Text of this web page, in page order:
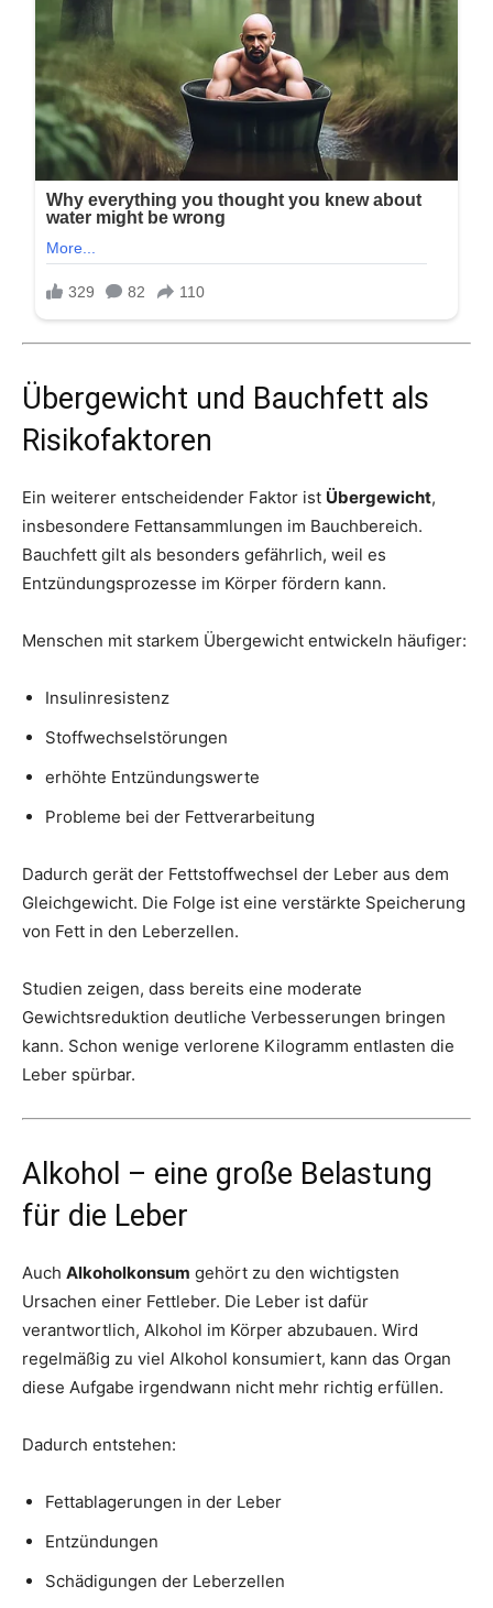
Übergewicht und Bauchfett als
Risikofaktoren
Ein weiterer entscheidender Faktor ist Übergewicht,
insbesondere Fettansammlungen im Bauchbereich.
Bauchfett gilt als besonders gefährlich, weil es
Entzündungsprozesse im Körper fördern kann.
Menschen mit starkem Übergewicht entwickeln häufiger:
Insulinresistenz
Stoffwechselstörungen
erhöhte Entzündungswerte
Probleme bei der Fettverarbeitung
Dadurch gerät der Fettstoffwechsel der Leber aus dem
Gleichgewicht. Die Folge ist eine verstärkte Speicherung
von Fett in den Leberzellen.
Studien zeigen, dass bereits eine moderate
Gewichtsreduktion deutliche Verbesserungen bringen
kann. Schon wenige verlorene Kilogramm entlasten die
Leber spürbar.
Alkohol – eine große Belastung
für die Leber
Auch Alkoholkonsum gehört zu den wichtigsten
Ursachen einer Fettleber. Die Leber ist dafür
verantwortlich, Alkohol im Körper abzubauen. Wird
regelmäßig zu viel Alkohol konsumiert, kann das Organ
diese Aufgabe irgendwann nicht mehr richtig erfüllen.
Dadurch entstehen:
Fettablagerungen in der Leber
Entzündungen
Schädigungen der Leberzellen